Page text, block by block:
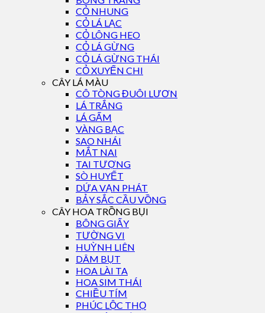
CỎ NHUNG
CỎ LÁ LẠC
CỎ LÔNG HEO
CỎ LÁ GỪNG
CỎ LÁ GỪNG THÁI
CỎ XUYẾN CHI
CÂY LÁ MÀU
CÔ TÒNG ĐUÔI LƯƠN
LÁ TRẮNG
LÁ GẤM
VÀNG BẠC
SAO NHÁI
MẮT NAI
TAI TƯỢNG
SÒ HUYẾT
DỨA VẠN PHÁT
BẢY SẮC CẦU VỒNG
CÂY HOA TRỒNG BỤI
BÔNG GIẤY
TƯỜNG VI
HUỲNH LIÊN
DÂM BỤT
HOA LÀI TA
HOA SIM THÁI
CHIỀU TÍM
PHÚC LỘC THỌ